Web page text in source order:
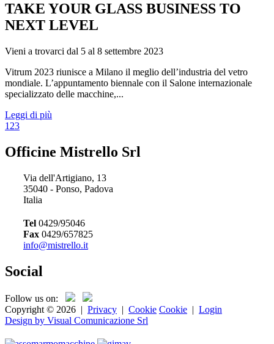
TAKE YOUR GLASS BUSINESS TO
NEXT LEVEL
Vieni a trovarci dal 5 al 8 settembre 2023
Vitrum 2023 riunisce a Milano il meglio dell’industria del vetro
mondiale. L’appuntamento biennale con il Salone internazionale
specializzato delle macchine,...
Leggi di più
1 23
Officine Mistrello Srl
Via dell'Artigiano, 13
35040 - Ponso, Padova
Italia
Tel 0429/95046
Fax 0429/657825
info@mistrello.it
Social
Follow us on:
Copyright © 2026 | Privacy | Cookie Cookie | Login
Design by Visual Comunicazione Srl